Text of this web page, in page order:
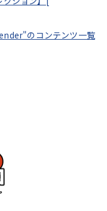
のコンテンツ一覧